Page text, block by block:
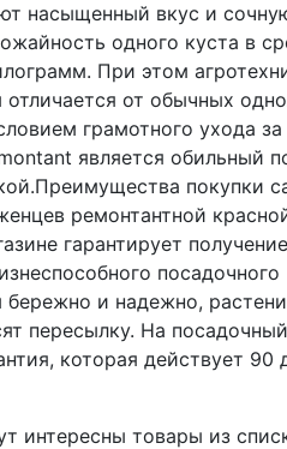
насыщенный вкус и
одного куста в
При этом
от обычных
грамотного ухода за
является обильный
покупки
ремонтантной
гарантирует получение
посадочного
бережно и надежно,
пересылку. На посадочный
которая действует 90
интересны товары из